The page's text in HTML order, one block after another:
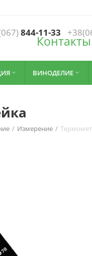
844-11-33
Контакты
 ВИНОДЕЛИЕ 
/ Измерение /